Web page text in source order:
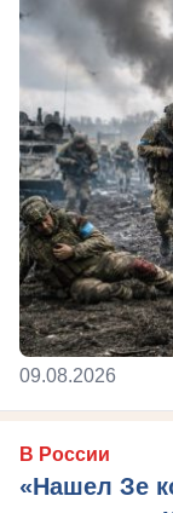
09.08.2026
В России
«Нашел Зе